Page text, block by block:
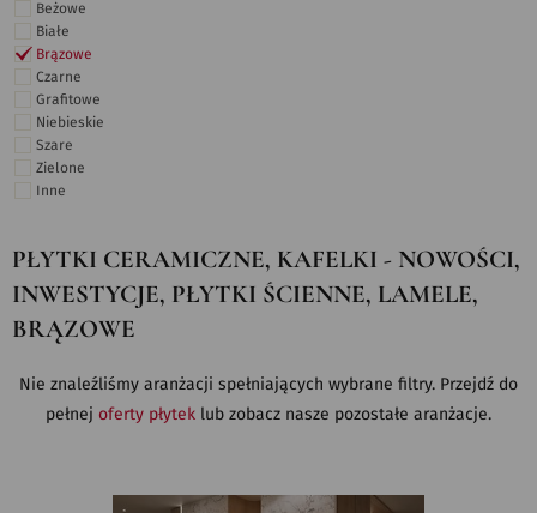
Beżowe
Białe
Brązowe
Czarne
Grafitowe
Niebieskie
Szare
Zielone
Inne
PŁYTKI CERAMICZNE, KAFELKI - NOWOŚCI,
INWESTYCJE, PŁYTKI ŚCIENNE, LAMELE,
BRĄZOWE
Nie znaleźliśmy aranżacji spełniających wybrane filtry. Przejdź do
pełnej oferty płytek lub zobacz nasze pozostałe aranżacje.